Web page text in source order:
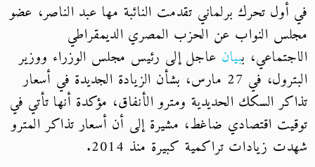
في أول تحرك برلماني تقدمت النائبة مها عبد الناصر، عضو
مجلس النواب عن الحزب المصري الديمقراطي
الاجتماعي، ببيان عاجل إلى رئيس مجلس الوزراء ووزير
البترول، في 27 مارس، بشأن الزيادة الجديدة في أسعار
تذاكر السكك الحديدية ومترو الأنفاق، مؤكدة أنها تأتي في
توقيت اقتصادي ضاغط، مشيرة إلى أن أسعار تذاكر المترو
شهدت زيادات تراكمية كبيرة منذ 2014.